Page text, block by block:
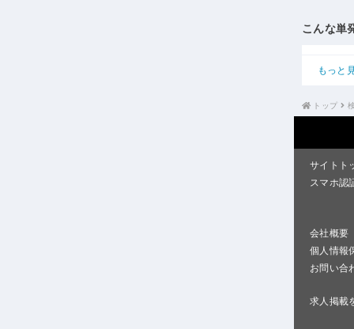
こんな単
もっと
トップ
サイトト
スマホ認
会社概要
個人情報
お問い合
求人掲載